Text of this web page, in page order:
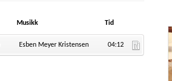
Musikk Tid
Esben Meyer Kristensen 04:12